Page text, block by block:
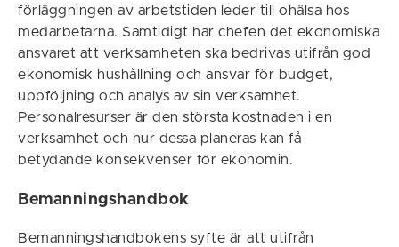
förläggningen av arbetstiden leder till ohälsa hos
medarbetarna. Samtidigt har chefen det ekonomiska
ansvaret att verksamheten ska bedrivas utifrån god
ekonomisk hushållning och ansvar för budget,
uppföljning och analys av sin verksamhet.
Personalresurser är den största kostnaden i en
verksamhet och hur dessa planeras kan få
betydande konsekvenser för ekonomin.
Bemanningshandbok
Bemanningshandbokens syfte är att utifrån